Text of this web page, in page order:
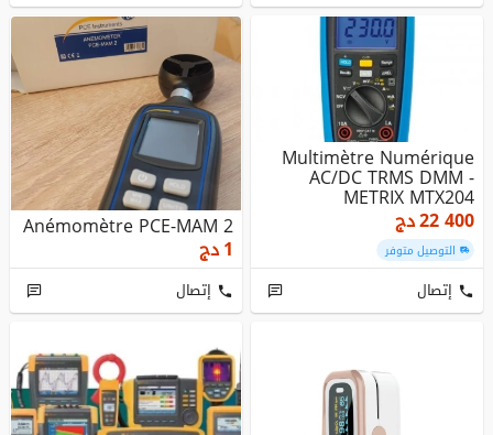
Multimètre Numérique
AC/DC TRMS DMM -
METRIX MTX204
22 400دج
التوصيل متوفر
إتصال
Anémomètre PCE-MAM 2
1دج
إتصال